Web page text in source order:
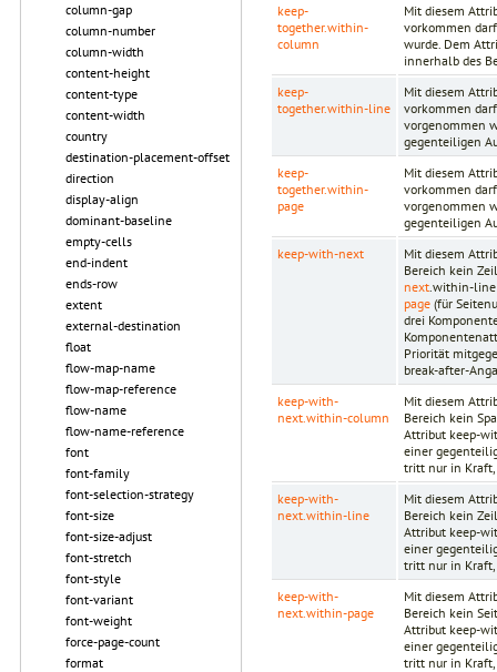
column-gap
column-number
column-width
content-height
content-type
content-width
country
destination-placement-offset
direction
display-align
dominant-baseline
empty-cells
end-indent
ends-row
extent
external-destination
float
flow-map-name
flow-map-reference
flow-name
flow-name-reference
font
font-family
font-selection-strategy
font-size
font-size-adjust
font-stretch
font-style
font-variant
font-weight
force-page-count
format
keep-
together.within-
column
Mit diesem
vorkommen
wurde. Dem
innerhalb des
keep-
together.within-line
Mit diesem
vorkommen
vorgenommen
gegenteiligen
keep-
together.within-
page
Mit diesem
vorkommen
vorgenommen
gegenteiligen
keep-with-next
Mit diesem
Bereich kein
next .within-
page (für
drei
Priorität
break-after-
keep-with-
next.within-column
Mit diesem
Bereich kein
Attribut keep-
einer
tritt nur in Kraft,
keep-with-
next.within-line
Mit diesem
Bereich kein
Attribut keep-
einer
tritt nur in Kraft,
keep-with-
next.within-page
Mit diesem
Bereich kein
Attribut keep-
einer
tritt nur in Kraft,